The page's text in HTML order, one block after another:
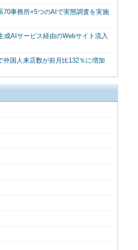
70事務所×5つのAIで実態調査を実施
AIサービス経由のWebサイト流入
国人来店数が前月比132％に増加